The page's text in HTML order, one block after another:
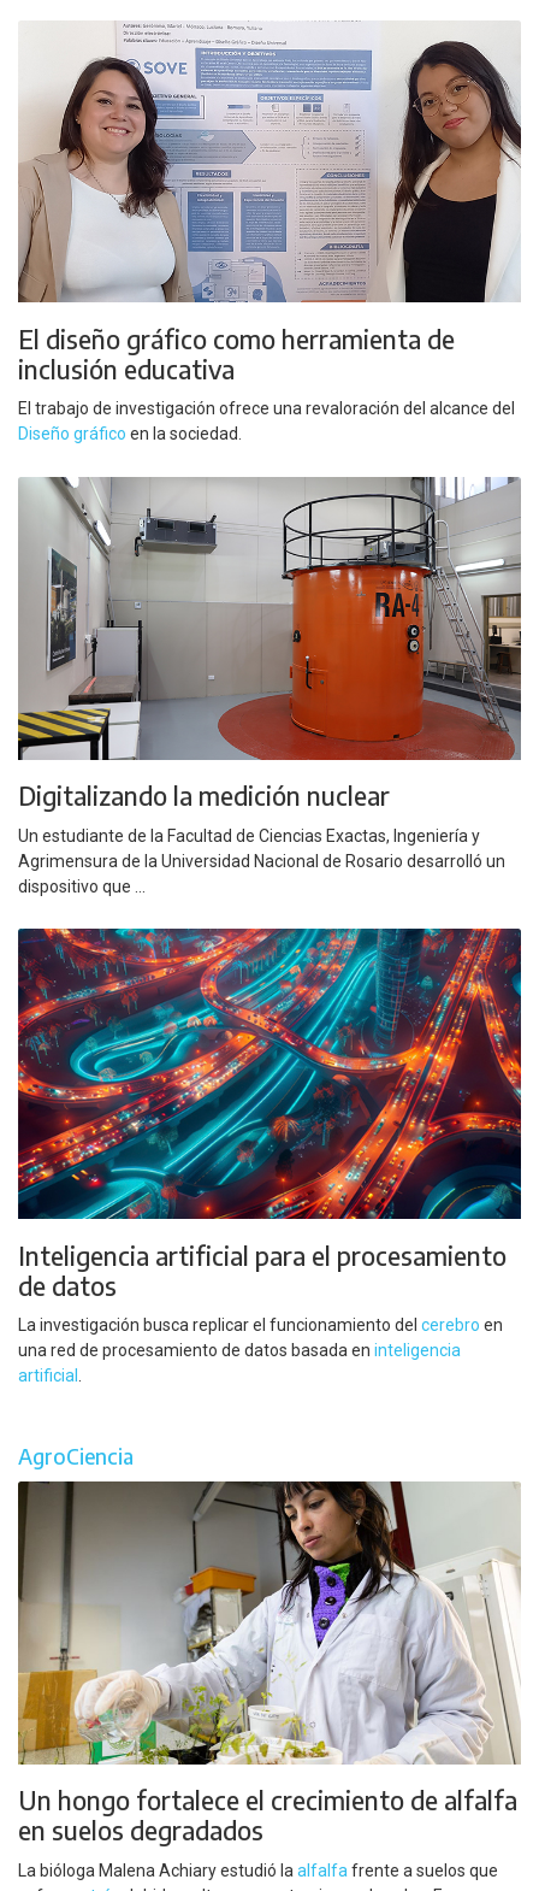
El diseño gráfico como herramienta de
inclusión educativa
El trabajo de investigación ofrece una revaloración del alcance del
Diseño gráfico en la sociedad.
Digitalizando la medición nuclear
Un estudiante de la Facultad de Ciencias Exactas, Ingeniería y
Agrimensura de la Universidad Nacional de Rosario desarrolló un
dispositivo que ...
Inteligencia artificial para el procesamiento
de datos
La investigación busca replicar el funcionamiento del cerebro en
una red de procesamiento de datos basada en inteligencia
artificial
AgroCiencia
Un hongo fortalece el crecimiento de alfalfa
en suelos degradados
La bióloga Malena Achiary estudió la alfalfa frente a suelos que